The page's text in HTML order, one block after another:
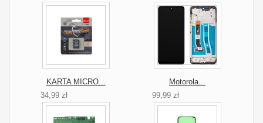
KARTA MICRO...
34,99 zł
Motorola...
99,99 zł